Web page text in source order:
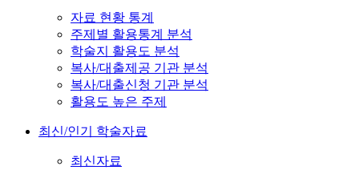
자료 현황 통계
주제별 활용통계 분석
학술지 활용도 분석
복사/대출제공 기관 분석
복사/대출신청 기관 분석
활용도 높은 주제
최신/인기 학술자료
최신자료